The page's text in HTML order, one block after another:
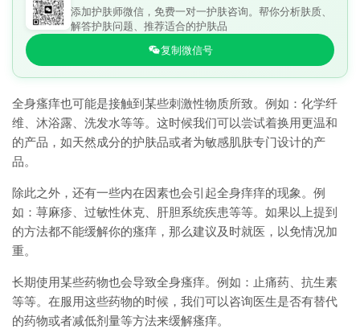
添加护肤师微信，免费一对一护肤咨询。帮你分析肤质、
解答护肤问题、推荐适合的护肤品
复制微信号
全身瘙痒也可能是接触到某些刺激性物质所致。例如：化学纤
维、沐浴露、洗发水等等。这时候我们可以尝试着换用更温和
的产品，如天然成分的护肤品或者为敏感肌肤专门设计的产
品。
除此之外，还有一些内在因素也会引起全身痒痒的现象。例
如：荨麻疹、过敏性休克、肝胆系统疾患等等。如果以上提到
的方法都不能缓解你的瘙痒，那么建议及时就医，以免情况加
重。
长期使用某些药物也会导致全身瘙痒。例如：止痛药、抗生素
等等。在服用这些药物的时候，我们可以咨询医生是否有替代
的药物或者减低剂量等方法来缓解瘙痒。